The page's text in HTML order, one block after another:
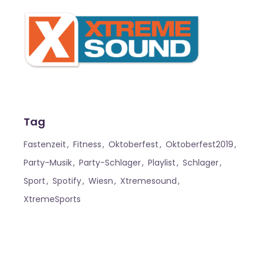
Tag
Fastenzeit Fitness Oktoberfest
Oktoberfest2019
Party-Musik
Party-Schlager Playlist
Schlager
Sport
Spotify Wiesn
Xtremesound
XtremeSports